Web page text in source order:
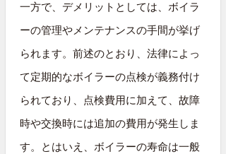
一方で、デメリットとしては、ボイラ
ーの管理やメンテナンスの手間が挙げ
られます。前述のとおり、法律によっ
て定期的なボイラーの点検が義務付け
られており、点検費用に加えて、故障
時や交換時には追加の費用が発生しま
す。とはいえ、ボイラーの寿命は一般